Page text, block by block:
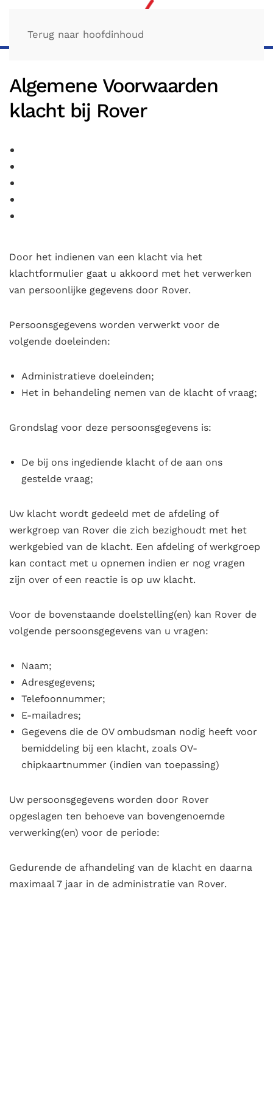
Terug naar hoofdinhoud
Algemene Voorwaarden
klacht bij Rover
Door het indienen van een klacht via het
klachtformulier gaat u akkoord met het verwerken
van persoonlijke gegevens door Rover.
Persoonsgegevens worden verwerkt voor de
volgende doeleinden:
Administratieve doeleinden;
Het in behandeling nemen van de klacht of vraag;
Grondslag voor deze persoonsgegevens is:
De bij ons ingediende klacht of de aan ons
gestelde vraag;
Uw klacht wordt gedeeld met de afdeling of
werkgroep van Rover die zich bezighoudt met het
werkgebied van de klacht. Een afdeling of werkgroep
kan contact met u opnemen indien er nog vragen
zijn over of een reactie is op uw klacht.
Voor de bovenstaande doelstelling(en) kan Rover de
volgende persoonsgegevens van u vragen:
Naam;
Adresgegevens;
Telefoonnummer;
E-mailadres;
Gegevens die de OV ombudsman nodig heeft voor
bemiddeling bij een klacht, zoals OV-
chipkaartnummer (indien van toepassing)
Uw persoonsgegevens worden door Rover
opgeslagen ten behoeve van bovengenoemde
verwerking(en) voor de periode:
Gedurende de afhandeling van de klacht en daarna
maximaal 7 jaar in de administratie van Rover.